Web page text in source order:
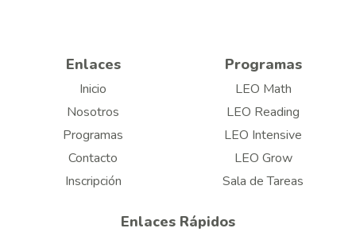
Enlaces
Inicio
Nosotros
Programas
Contacto
Inscripción
Programas
LEO Math
LEO Reading
LEO Intensive
LEO Grow
Sala de Tareas
Enlaces Rápidos